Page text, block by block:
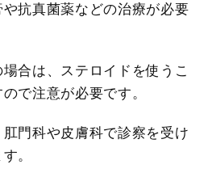
抗真菌薬などの治療が必要
合は、ステロイドを使うこ
で注意が必要です。
門科や皮膚科で診察を受け
。